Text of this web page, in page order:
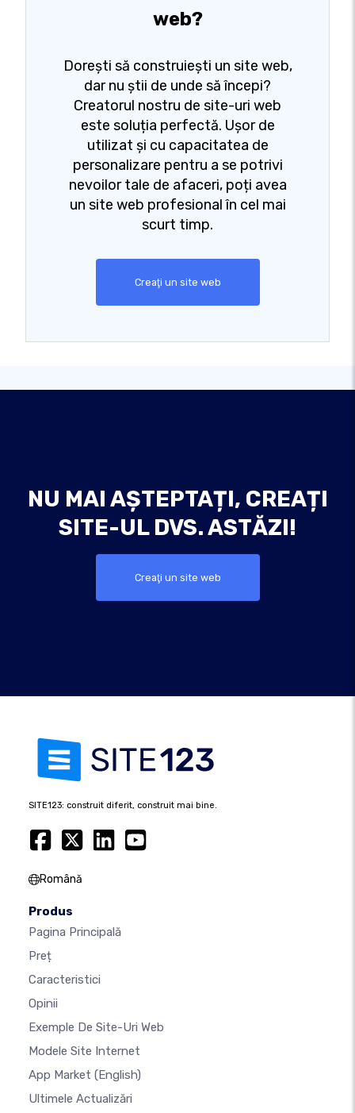
web?
Dorești să construiești un site web,
dar nu știi de unde să începi?
Creatorul nostru de site-uri web
este soluția perfectă. Ușor de
utilizat și cu capacitatea de
personalizare pentru a se potrivi
nevoilor tale de afaceri, poți avea
un site web profesional în cel mai
scurt timp.
Creaţi un site web
NU MAI AȘTEPTAȚI, CREAȚI
SITE-UL DVS. ASTĂZI!
Creaţi un site web
SITE123: construit diferit, construit mai bine.
Română
Produs
Pagina Principală
Preț
Caracteristici
Opinii
Exemple De Site-Uri Web
Modele Site Internet
App Market (English)
Ultimele Actualizări